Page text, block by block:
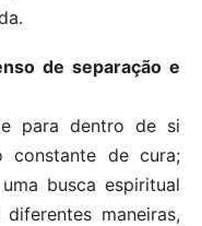
de separação e
para dentro de si
constante de cura;
busca espiritual
maneiras,